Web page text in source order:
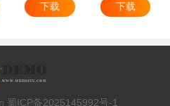
下载
下载
蜀ICP备2025145992号-1